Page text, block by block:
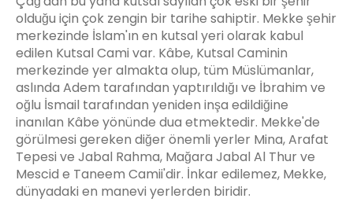
olduğu için çok zengin bir tarihe sahiptir. Mekke şehir
merkezinde İslam'ın en kutsal yeri olarak kabul
edilen Kutsal Cami var. Kâbe, Kutsal Caminin
merkezinde yer almakta olup, tüm Müslümanlar,
aslında Adem tarafından yaptırıldığı ve İbrahim ve
oğlu İsmail tarafından yeniden inşa edildiğine
inanılan Kâbe yönünde dua etmektedir. Mekke'de
görülmesi gereken diğer önemli yerler Mina, Arafat
Tepesi ve Jabal Rahma, Mağara Jabal Al Thur ve
Mescid e Taneem Camii'dir. İnkar edilemez, Mekke,
dünyadaki en manevi yerlerden biridir.